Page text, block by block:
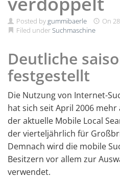
Posted bygummibaerle On
Filed underSuchmaschine
Deutliche
festgestellt
Die Nutzung von Internet-
hat sich seit April 2006
der aktuelle Mobile Local
der vierteljährlich für
Demnach wird die mobile
Besitzern vor allem zur
verwendet.